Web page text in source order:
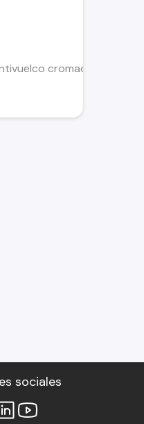
cromada. dos
sociales